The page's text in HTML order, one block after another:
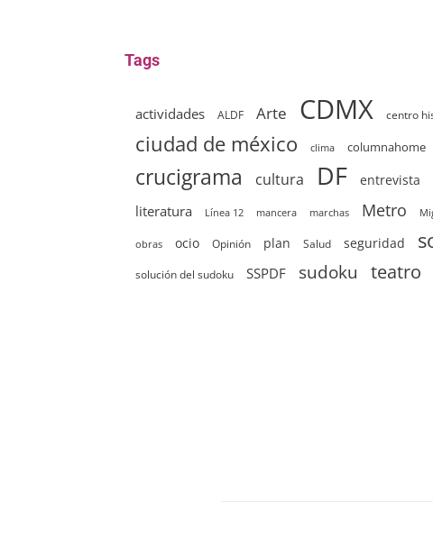
Tags
actividades ALDF Arte CDMX centro
ciudad de méxico clima columnahome
crucigrama cultura DF entrevista
literatura Línea 12 mancera marchas Metro
obras ocio Opinión plan Salud seguridad
solución del sudoku SSPDF sudoku teatro